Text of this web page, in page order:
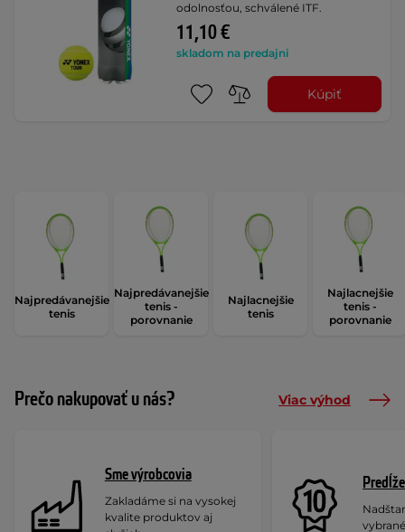
odolnosťou, schválené ITF.
11,10 €
skladom na predajni
Kúpiť
Najpredávanejšie
tenis
Najpredávanejšie
tenis -
porovnanie
Najlacnejšie
tenis
Najlacnejšie
tenis -
porovnanie
Prečo nakupovať u nás? Viac výhod
Sme výrobcovia
Zakladáme si na vysokej
kvalite produktov aj